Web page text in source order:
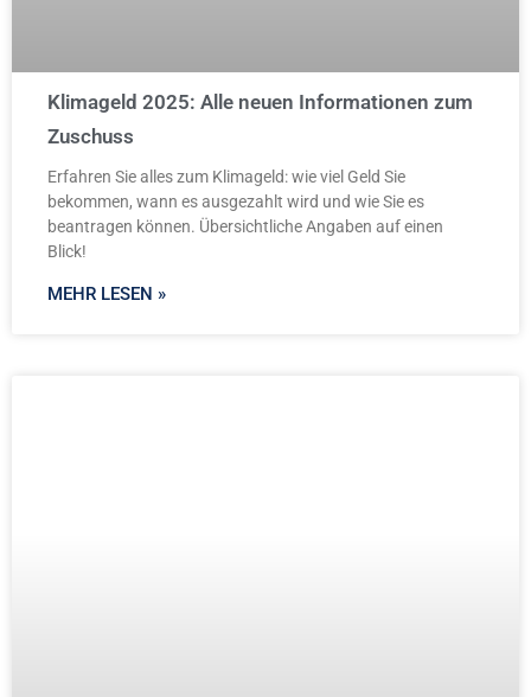
Klimageld 2025: Alle neuen Informationen zum
Zuschuss
Erfahren Sie alles zum Klimageld: wie viel Geld Sie
bekommen, wann es ausgezahlt wird und wie Sie es
beantragen können. Übersichtliche Angaben auf einen
Blick!
MEHR LESEN »